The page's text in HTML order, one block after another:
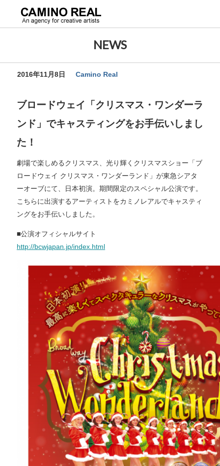
NEWS
2016年11月8日 Camino Real
ブロードウェイ「クリスマス・ワンダーラ
ンド」でキャスティングをお手伝いしまし
た！
劇場で楽しめるクリスマス、光り輝くクリスマスショー「ブ
ロードウェイ クリスマス・ワンダーランド」が東急シアタ
ーオーブにて、日本初演。期間限定のスペシャル公演です。
こちらに出演するアーティストをカミノレアルでキャスティ
ングをお手伝いしました。
■公演オフィシャルサイト
http://bcwjapan.jp/index.html